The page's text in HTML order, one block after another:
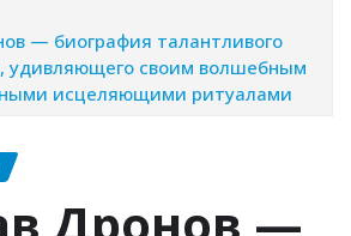
— биография талантливого
удивляющего своим волшебным
исцеляющими ритуалами